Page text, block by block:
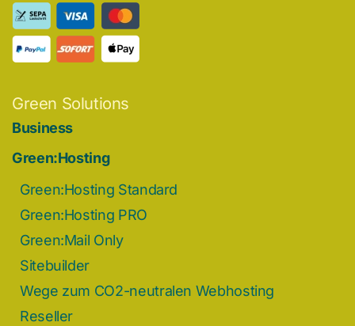
Green Solutions
Business
Green:Hosting
Green:Hosting Standard
Green:Hosting PRO
Green:Mail Only
Sitebuilder
Wege zum CO2-neutralen Webhosting
Reseller